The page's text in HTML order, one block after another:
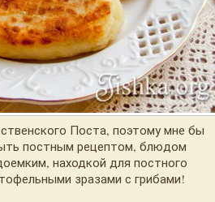
Поста, поэтому мне бы
постным рецептом, блюдом
находкой для постного
зразами с грибами!